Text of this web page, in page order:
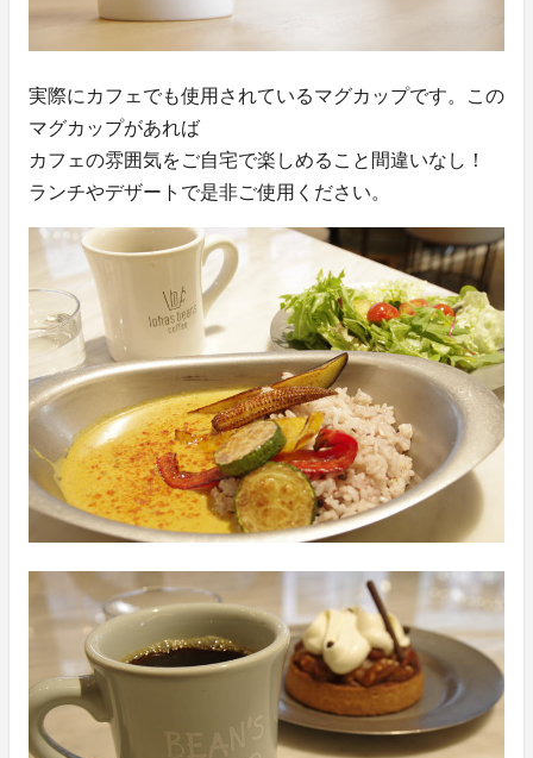
実際にカフェでも使用されているマグカップです。この
マグカップがあれば
カフェの雰囲気をご自宅で楽しめること間違いなし！
ランチやデザートで是非ご使用ください。